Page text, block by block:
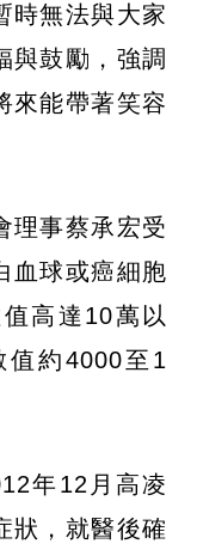
時無法與大家
與鼓勵，強調
來能帶著笑容
理事蔡承宏受
血球或癌細胞
高達10萬以
值約4000至1
年12月高凌
狀，就醫後確